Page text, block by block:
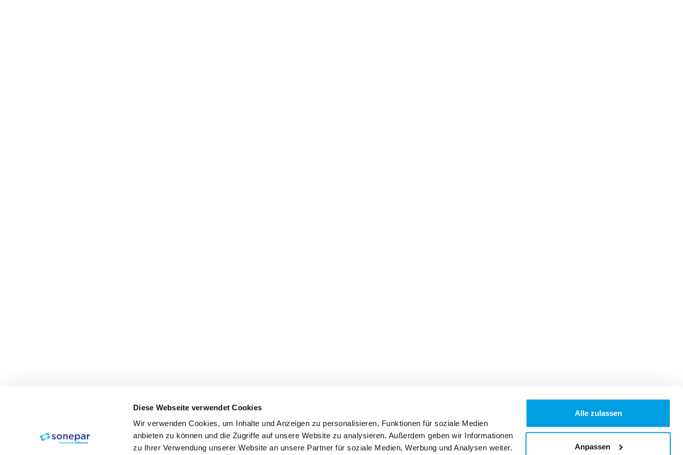
Diese Webseite verwendet Cookies
Wir verwenden Cookies, um Inhalte und Anzeigen zu personalisieren, Funktionen für soziale Medien
anbieten zu können und die Zugriffe auf unsere Website zu analysieren. Außerdem geben wir Informationen
zu Ihrer Verwendung unserer Website an unsere Partner für soziale Medien, Werbung und Analysen weiter.
Alle zulassen
Anpassen